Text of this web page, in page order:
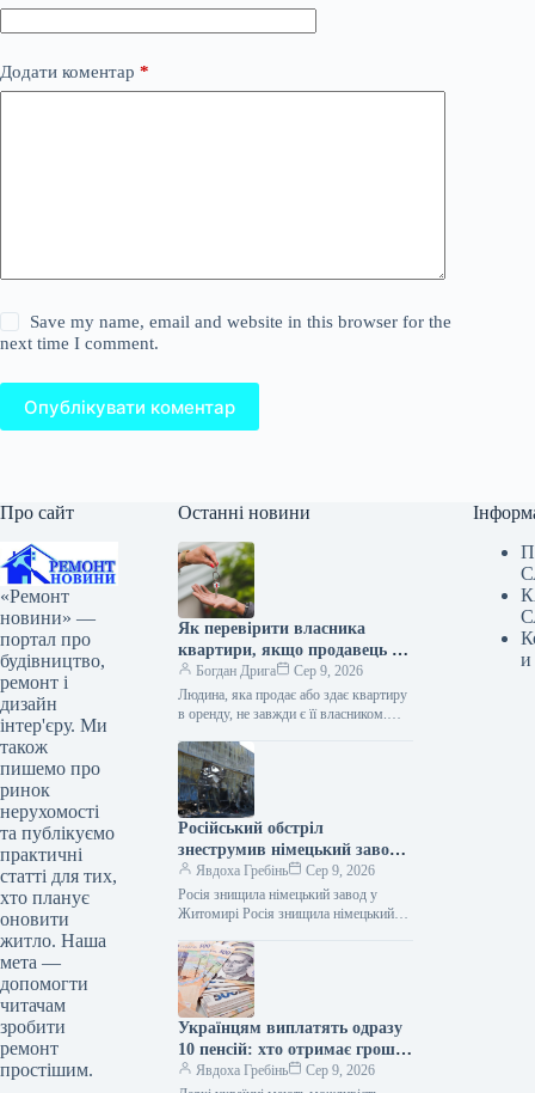
Додати коментар *
Save my name, email and website in this browser for the
next time I comment.
Опублікувати коментар
Про сайт
«Ремонт
новини» —
портал про
будівництво,
ремонт і
дизайн
інтер'єру. Ми
також
пишемо про
ринок
нерухомості
та публікуємо
практичні
статті для тих,
хто планує
оновити
житло. Наша
мета —
допомогти
читачам
зробити
ремонт
простішим.
Останні новини
Як перевірити власника
квартири, якщо продавець не
господар
Богдан Дрига
Сер 9, 2026
Людина, яка продає або здає квартиру
в оренду, не завжди є її власником.
офіційно перевірити, кому…
Російський обстріл
знеструмив німецький завод
на Житомирщині, зупинивши
роботу 3500 працівників
Явдоха Гребінь
Сер 9, 2026
Росія знищила німецький завод у
Житомирі Росія знищила німецький
ворог завдав масованого удару…
Українцям виплатять одразу
10 пенсій: хто отримає гроші
одним платежем
Явдоха Гребінь
Сер 9, 2026
и